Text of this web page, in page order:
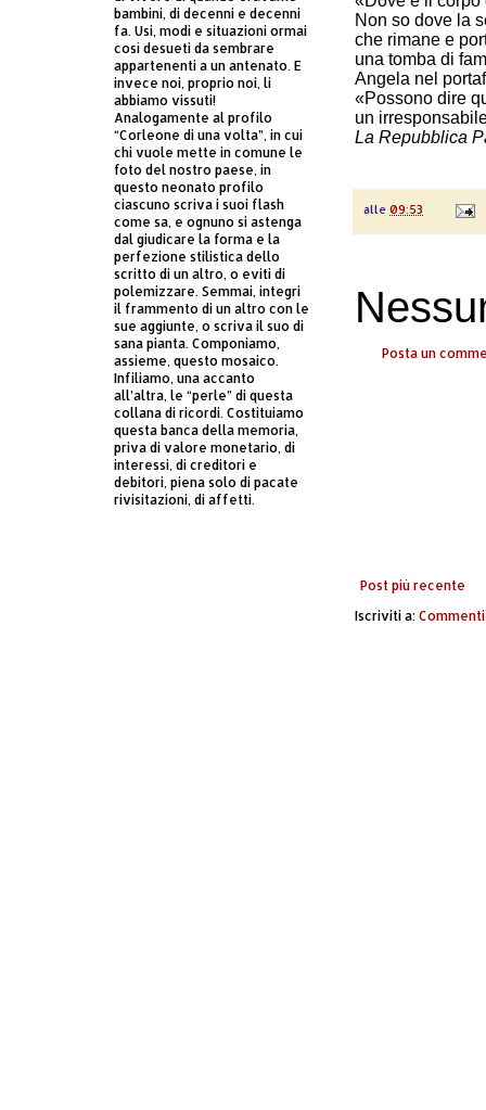
Non so dove la
che rimane e
una tomba di
Angela nel
«Possono dire
un
La Repubblica
alle 09:53
Posta un
Post più recente
Iscriviti a:
bambini, di decenni e decenni
fa. Usi, modi e situazioni ormai
così desueti da sembrare
appartenenti a un antenato. E
invece noi, proprio noi, li
abbiamo vissuti!
Analogamente al profilo
“Corleone di una volta”, in cui
chi vuole mette in comune le
foto del nostro paese, in
questo neonato profilo
ciascuno scriva i suoi flash
come sa, e ognuno si astenga
dal giudicare la forma e la
perfezione stilistica dello
scritto di un altro, o eviti di
polemizzare. Semmai, integri
il frammento di un altro con le
sue aggiunte, o scriva il suo di
sana pianta. Componiamo,
assieme, questo mosaico.
Infiliamo, una accanto
all’altra, le “perle” di questa
collana di ricordi. Costituiamo
questa banca della memoria,
priva di valore monetario, di
interessi, di creditori e
debitori, piena solo di pacate
rivisitazioni, di affetti.